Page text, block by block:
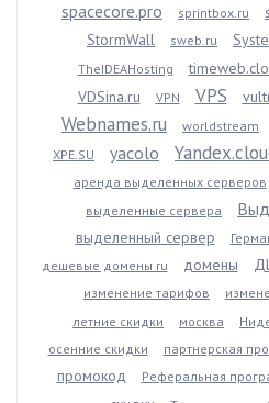
spacecore.pro sprintbox.ru
StormWall
sweb.ru
TheIDEAHosting
VDSina.ru VPN VPS
Webnames.ru worldstream
XPE.SU
yacolo
аренда выделенных серверов
выделенные сервера
выделенный сервер
дешевые домены ru домены
изменение тарифов
летние скидки
москва
осенние скидки партнерская
промокод
Реферальная